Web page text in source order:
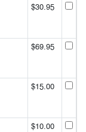
$30.95
$69.95
$15.00
$10.00